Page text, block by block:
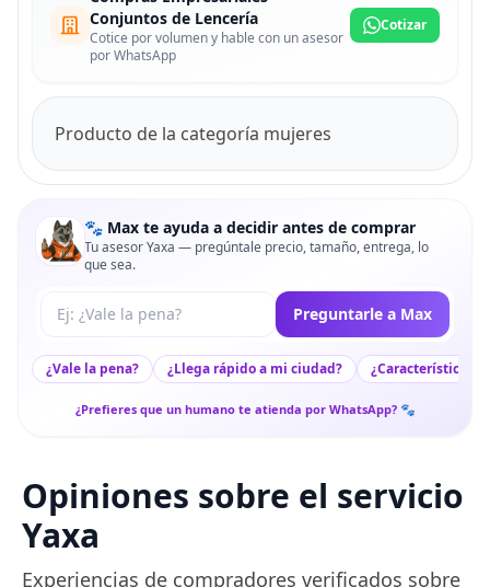
Conjuntos de Lencería
Cotice por volumen y hable con un asesor
por WhatsApp
Cotizar
Producto de la categoría mujeres
🐾 Max te ayuda a decidir antes de comprar
Tu asesor Yaxa — pregúntale precio, tamaño, entrega, lo
que sea.
Tu pregunta a Max Preguntarle a Max
¿Vale la pena? ¿Llega rápido a mi ciudad? ¿Características
¿Prefieres que un humano te atienda por WhatsApp? 🐾
Opiniones sobre el servicio
Yaxa
Experiencias de compradores verificados sobre